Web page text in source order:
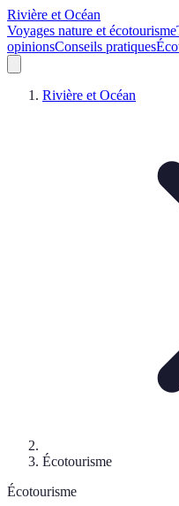
Rivière et Océan
Voyages nature et écotourisme
opinionsConseils pratiques
Rivière et Océan
Écotourisme
Écotourisme